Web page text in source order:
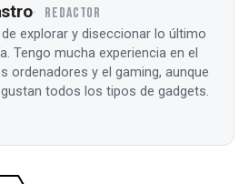
REDACTOR
explorar y diseccionar lo último
Tengo mucha experiencia en el
ordenadores y el gaming, aunque
todos los tipos de gadgets.